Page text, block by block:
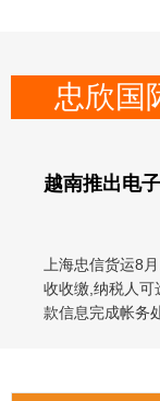
忠欣国
越南推出电
上海忠信货运8
收收缴,纳税人可
款信息完成帐务